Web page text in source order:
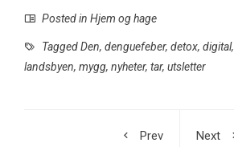
Posted in Hjem og hage
TaggedDen, denguefeber, detox, digital,
landsbyen, mygg, nyheter, tar, utsletter
Prev
Next